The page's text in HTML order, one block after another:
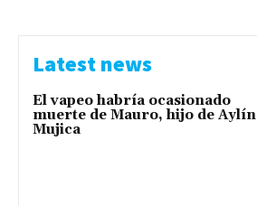
Latest news
El vapeo habría ocasionado
muerte de Mauro, hijo de Aylín
Mujica